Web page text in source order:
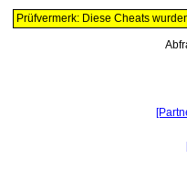
Prüfvermerk: Diese Cheats